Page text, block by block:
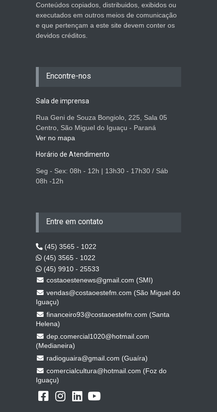
Conteúdos copiados, distribuidos, exibidos ou
executados em outros meios de comunicação
e que pertençam a este site devem conter os
devidos créditos.
Encontre-nos
Sala de imprensa
Rua Geni de Souza Bongiolo, 225, Sala 05
Centro, São Miguel do Iguaçu - Paraná
Ver no mapa
Horário de Atendimento
Seg - Sex: 08h - 12h | 13h30 - 17h30 / Sáb
08h -12h
Entre em contato
(45) 3565 - 1022
(45) 3565 - 1022
(45) 9910 - 25533
costaoestenews@gmail.com (SMI)
vendas@costaoestefm.com (São Miguel do
Iguaçu)
financeiro93@costaoestefm.com (Santa
Helena)
dep.comercial1020@hotmail.com
(Medianeira)
radioguaira@gmail.com (Guaíra)
comercialcultura@hotmail.com (Foz do
Iguaçu)